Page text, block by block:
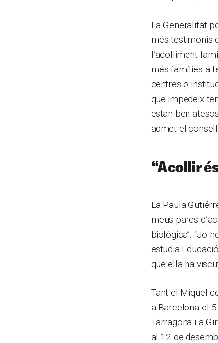
La Generalitat
més testimonis
l’acolliment
més famílies a
centres o
que impedeix
estan ben
admet el
“Acollir
La Paula
meus pares
biològica”. “Jo
estudia
que ella ha
Tant el Miquel
a Barcelona el
Tarragona i a
al 12 de